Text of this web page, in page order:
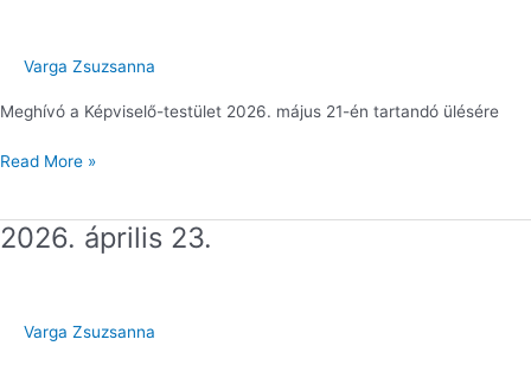
Varga Zsuzsanna
Meghívó a Képviselő-testület 2026. május 21-én tartandó ülésére
Read More »
2026. április 23.
Varga Zsuzsanna
2026.